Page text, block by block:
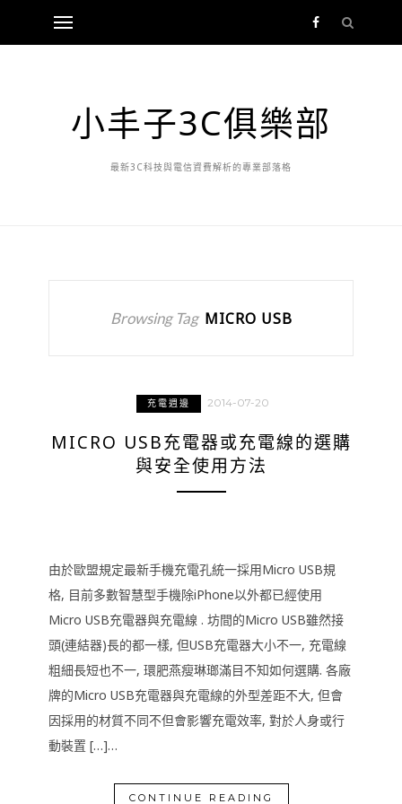
小丰子3C俱樂部
最新3C科技與電信資費解析的專業部落格
Browsing Tag MICRO USB
充電週邊 2014-07-20
MICRO USB充電器或充電線的選購
與安全使用方法
由於歐盟規定最新手機充電孔統一採用Micro USB規
格, 目前多數智慧型手機除iPhone以外都已經使用
Micro USB充電器與充電線 . 坊間的Micro USB雖然接
頭(連結器)長的都一樣, 但USB充電器大小不一, 充電線
粗細長短也不一, 環肥燕瘦琳瑯滿目不知如何選購. 各廠
牌的Micro USB充電器與充電線的外型差距不大, 但會
因採用的材質不同不但會影響充電效率, 對於人身或行
動裝置 […]…
CONTINUE READING